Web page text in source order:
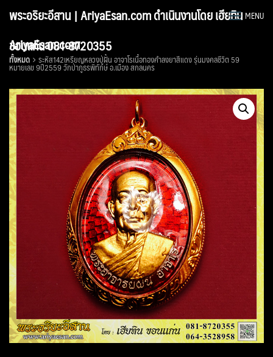
พระอริยะอีสาน | AriyaEsan.com ดำเนินงานโดย เฮียทิน
ขอนแก่น 081-8720355
MENU
AriyaEsan.com
ทั้งหมด ระหัส142เหรียญหลวงปู่ฝั้น อาจาโรเนื้อทองคำลงยาสีแดง รุ่นมงคลชีวิต 59
หมายเลข 9ปี2559 วักป่าภูธรพิทักษ์ อ.เมือง สกลนคร